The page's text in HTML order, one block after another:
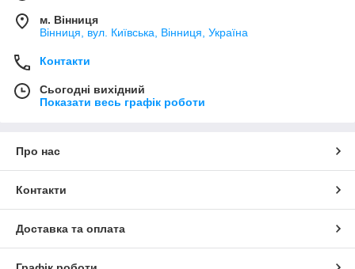
м. Вінниця
Вінниця, вул. Київська, Вінниця, Україна
Контакти
Сьогодні вихідний
Показати весь графік роботи
Про нас
Контакти
Доставка та оплата